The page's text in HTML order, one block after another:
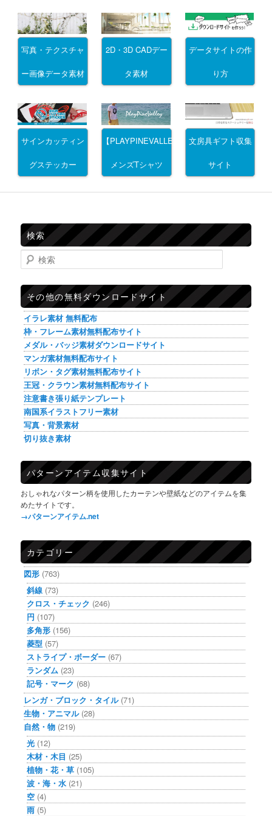
写真・テクスチャ
ー画像データ素材
2D・3D CADデー
タ素材
データサイトの作
り方
サインカッティン
グステッカー
【PLAYPINEVALLEY】
メンズTシャツ
文房具ギフト収集
サイト
検索
検索
その他の無料ダウンロードサイト
イラレ素材 無料配布
枠・フレーム素材無料配布サイト
メダル・バッジ素材ダウンロードサイト
マンガ素材無料配布サイト
リボン・タグ素材無料配布サイト
王冠・クラウン素材無料配布サイト
注意書き張り紙テンプレート
南国系イラストフリー素材
写真・背景素材
切り抜き素材
パターンアイテム収集サイト
おしゃれなパターン柄を使用したカーテンや壁紙などのアイテムを集
めたサイトです。
→パターンアイテム.net
カテゴリー
図形 (763)
斜線 (73)
クロス・チェック (246)
円 (107)
多角形 (156)
菱型 (57)
ストライプ・ボーダー (67)
ランダム (23)
記号・マーク (68)
レンガ・ブロック・タイル(71)
生物・アニマル(28)
自然・物 (219)
光 (12)
木材・木目 (25)
植物・花・草 (105)
波・海・水 (21)
空 (4)
雨 (5)